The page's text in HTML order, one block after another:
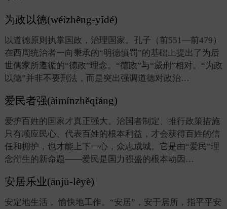
为政以德(wéizhèng-yǐdé)
以道德原则执掌国政，治理国家。孔子（前551—前479）
在西周统治者一向秉承的“明德慎罚”的基础上提出了为后
世儒家所遵循的“德政”理念。“德政”与“威刑”相对。“为政
以德”并非不要刑法，而是突出强调道德对政治…
爱民者强(àimínzhěqiáng)
爱护百姓的国家才真正强大。治国者制定、推行政策措施
只有顺应民心、代表百姓的根本利益，才会获得百姓的信
任和拥护，也才能上下一心，众志成城。它是由“爱民”理
念衍生的新命题——爱民是国力强盛的根本动因…
安居乐业(ānjū-lèyè)
安定地生活， 愉快地工作。“安居”，安于居所，指平平安